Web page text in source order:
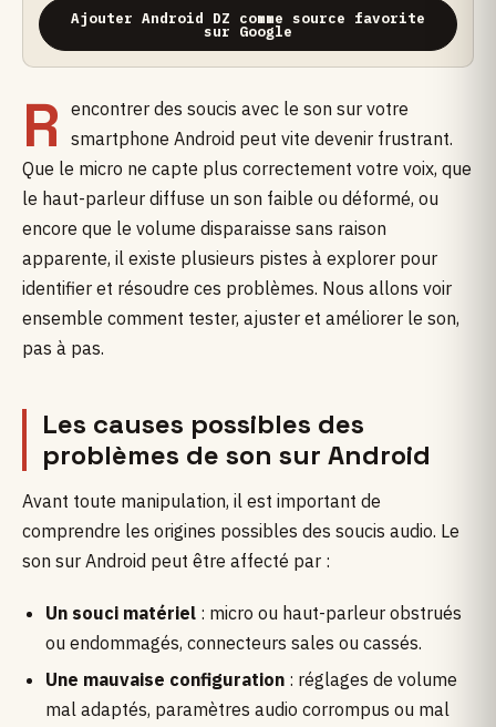
Ajouter Android DZ comme source favorite
sur Google
R
encontrer des soucis avec le son sur votre
smartphone Android peut vite devenir frustrant.
Que le micro ne capte plus correctement votre voix, que
le haut-parleur diffuse un son faible ou déformé, ou
encore que le volume disparaisse sans raison
apparente, il existe plusieurs pistes à explorer pour
identifier et résoudre ces problèmes. Nous allons voir
ensemble comment tester, ajuster et améliorer le son,
pas à pas.
Les causes possibles des
problèmes de son sur Android
Avant toute manipulation, il est important de
comprendre les origines possibles des soucis audio. Le
son sur Android peut être affecté par :
Un souci matériel: micro ou haut-parleur obstrués
ou endommagés, connecteurs sales ou cassés.
Une mauvaise configuration: réglages de volume
mal adaptés, paramètres audio corrompus ou mal